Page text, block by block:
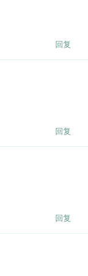
回复
回复
回复